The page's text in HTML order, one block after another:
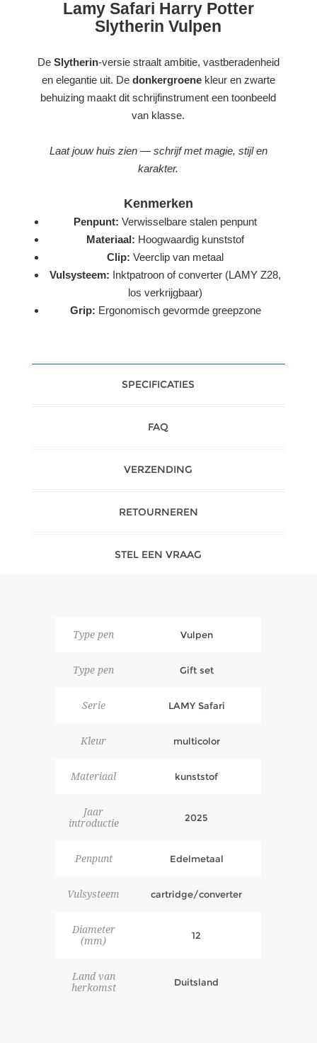
Lamy Safari Harry Potter
Slytherin Vulpen
De Slytherin-versie straalt ambitie, vastberadenheid
en elegantie uit. De donkergroene kleur en zwarte
behuizing maakt dit schrijfinstrument een toonbeeld
van klasse.
Laat jouw huis zien — schrijf met magie, stijl en
karakter.
Kenmerken
Penpunt: Verwisselbare stalen penpunt
Materiaal: Hoogwaardig kunststof
Clip: Veerclip van metaal
Vulsysteem: Inktpatroon of converter (LAMY Z28,
los verkrijgbaar)
Grip: Ergonomisch gevormde greepzone
SPECIFICATIES
FAQ
VERZENDING
RETOURNEREN
STEL EEN VRAAG
Type pen Vulpen
Type pen Gift set
Serie LAMY Safari
Kleur multicolor
Materiaal kunststof
Jaar
introductie
2025
Penpunt Edelmetaal
Vulsysteem cartridge/converter
Diameter
(mm)
12
Land van
herkomst
Duitsland